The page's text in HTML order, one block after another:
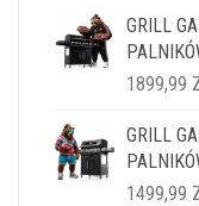
GRILL
1899,99
GRILL
1499,99